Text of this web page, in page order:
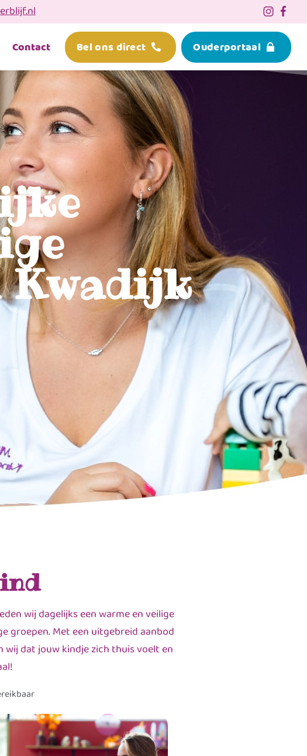
Bel ons direct Ouderportaal
Contact
wij dagelijks een warme en veilige
groepen. Met een uitgebreid aanbod
dat jouw kindje zich thuis voelt en